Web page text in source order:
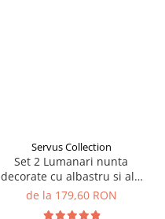
Servus Collection
Set 2 Lumanari nunta
decorate cu albastru si alb
W27
de la 179,60 RON